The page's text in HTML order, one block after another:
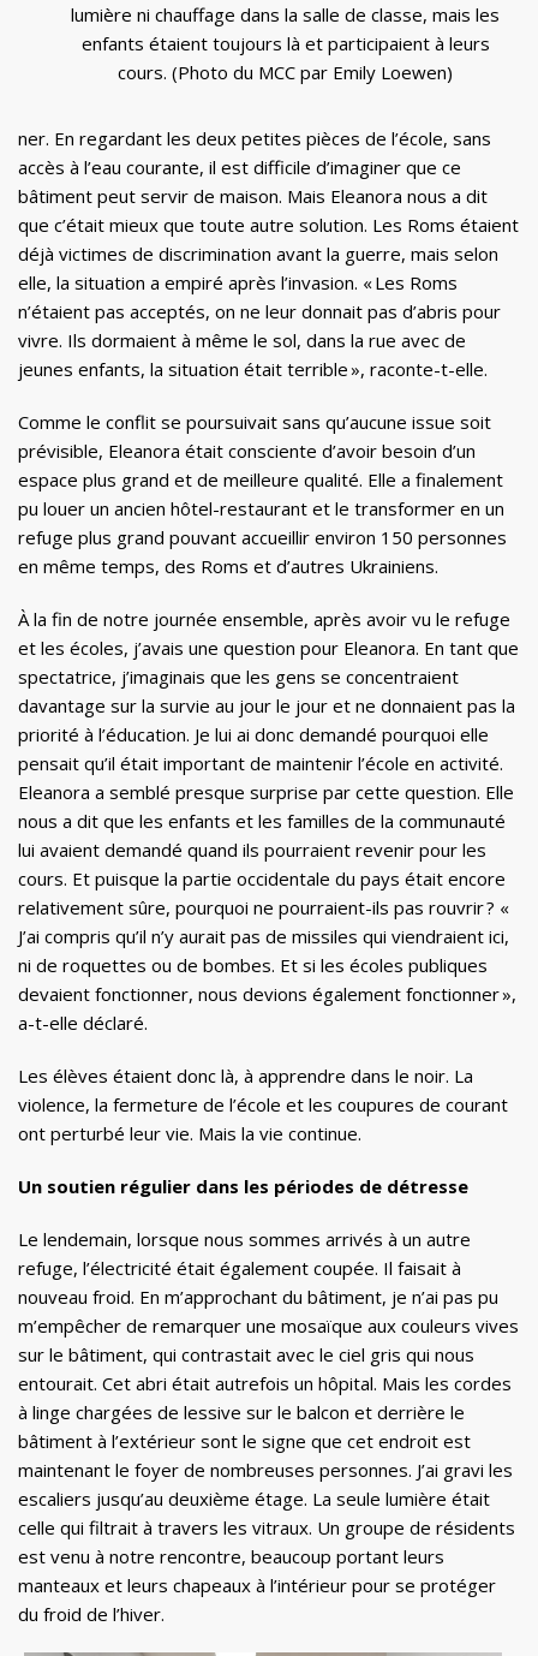
lumière ni chauffage dans la salle de classe, mais les
enfants étaient toujours là et participaient à leurs
cours. (Photo du MCC par Emily Loewen)
ner. En regardant les deux petites pièces de l’école, sans
accès à l’eau courante, il est difficile d’imaginer que ce
bâtiment peut servir de maison. Mais Eleanora nous a dit
que c’était mieux que toute autre solution. Les Roms étaient
déjà victimes de discrimination avant la guerre, mais selon
elle, la situation a empiré après l’invasion. « Les Roms
n’étaient pas acceptés, on ne leur donnait pas d’abris pour
vivre. Ils dormaient à même le sol, dans la rue avec de
jeunes enfants, la situation était terrible », raconte-t-elle.
Comme le conflit se poursuivait sans qu’aucune issue soit
prévisible, Eleanora était consciente d’avoir besoin d’un
espace plus grand et de meilleure qualité. Elle a finalement
pu louer un ancien hôtel-restaurant et le transformer en un
refuge plus grand pouvant accueillir environ 150 personnes
en même temps, des Roms et d’autres Ukrainiens.
À la fin de notre journée ensemble, après avoir vu le refuge
et les écoles, j’avais une question pour Eleanora. En tant que
spectatrice, j’imaginais que les gens se concentraient
davantage sur la survie au jour le jour et ne donnaient pas la
priorité à l’éducation. Je lui ai donc demandé pourquoi elle
pensait qu’il était important de maintenir l’école en activité.
Eleanora a semblé presque surprise par cette question. Elle
nous a dit que les enfants et les familles de la communauté
lui avaient demandé quand ils pourraient revenir pour les
cours. Et puisque la partie occidentale du pays était encore
relativement sûre, pourquoi ne pourraient-ils pas rouvrir ? «
J’ai compris qu’il n’y aurait pas de missiles qui viendraient ici,
ni de roquettes ou de bombes. Et si les écoles publiques
devaient fonctionner, nous devions également fonctionner »,
a-t-elle déclaré.
Les élèves étaient donc là, à apprendre dans le noir. La
violence, la fermeture de l’école et les coupures de courant
ont perturbé leur vie. Mais la vie continue.
Un soutien régulier dans les périodes de détresse
Le lendemain, lorsque nous sommes arrivés à un autre
refuge, l’électricité était également coupée. Il faisait à
nouveau froid. En m’approchant du bâtiment, je n’ai pas pu
m’empêcher de remarquer une mosaïque aux couleurs vives
sur le bâtiment, qui contrastait avec le ciel gris qui nous
entourait. Cet abri était autrefois un hôpital. Mais les cordes
à linge chargées de lessive sur le balcon et derrière le
bâtiment à l’extérieur sont le signe que cet endroit est
maintenant le foyer de nombreuses personnes. J’ai gravi les
escaliers jusqu’au deuxième étage. La seule lumière était
celle qui filtrait à travers les vitraux. Un groupe de résidents
est venu à notre rencontre, beaucoup portant leurs
manteaux et leurs chapeaux à l’intérieur pour se protéger
du froid de l’hiver.